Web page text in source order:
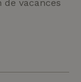
de vacances